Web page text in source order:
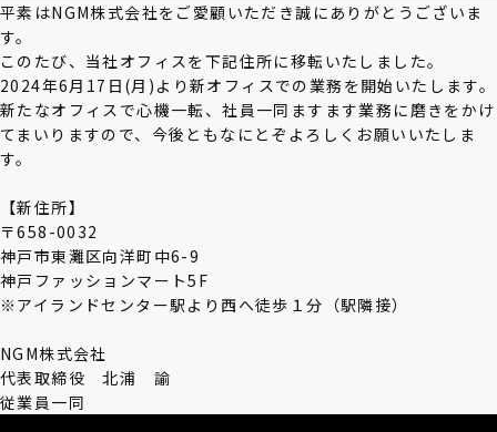
平素はNGM株式会社をご愛顧いただき誠にありがとうございま
す。
このたび、当社オフィスを下記住所に移転いたしました。
2024年6月17日(月)より新オフィスでの業務を開始いたします。
新たなオフィスで心機一転、社員一同ますます業務に磨きをかけ
てまいりますので、今後ともなにとぞよろしくお願いいたしま
す。
【新住所】
〒658-0032
神戸市東灘区向洋町中6-9
神戸ファッションマート5F
※アイランドセンター駅より西へ徒歩１分（駅隣接）
NGM株式会社
代表取締役 北浦 諭
従業員一同